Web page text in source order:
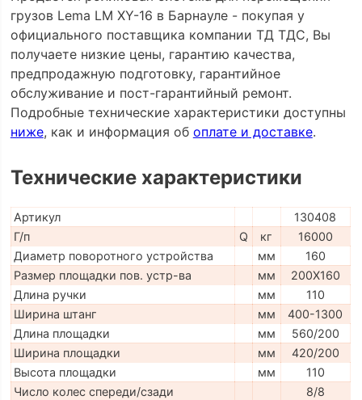
грузов Lema LM XY-16 в Барнауле - покупая у
официального поставщика компании ТД ТДС, Вы
получаете низкие цены, гарантию качества,
предпродажную подготовку, гарантийное
обслуживание и пост-гарантийный ремонт.
Подробные технические характеристики доступны
ниже, как и информация об оплате и доставке.
Технические характеристики
Артикул
130408
Г/п
Q кг
16000
Диаметр поворотного устройства
мм
160
Размер площадки пов. устр-ва
мм
200X160
Длина ручки
мм
110
Ширина штанг
мм
400-1300
Длина площадки
мм
560/200
Ширина площадки
мм
420/200
Высота площадки
мм
110
Число колес спереди/сзади
8/8